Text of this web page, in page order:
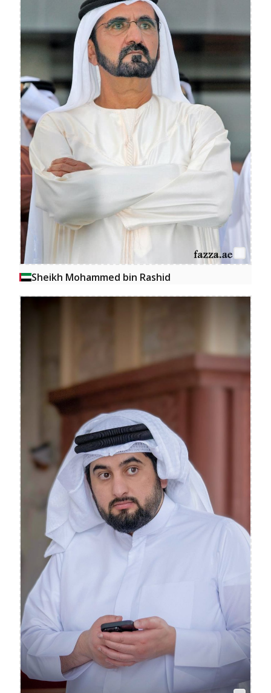
Sheikh Mohammed bin Rashid